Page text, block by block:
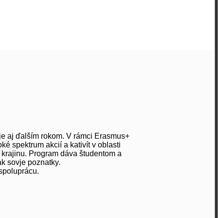
aj ďalším rokom. V rámci Erasmus+
spektrum akcií a kativít v oblasti
Program dáva študentom a
sovje poznatky.